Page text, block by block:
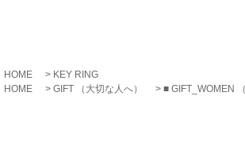
HOME > KEY RING
HOME
> GIFT （大切な人へ） > ■ GIFT_WOMEN